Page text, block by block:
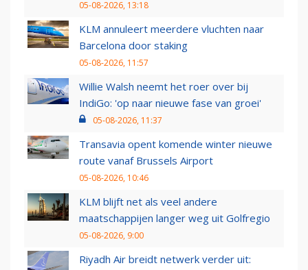
05-08-2026, 13:18
KLM annuleert meerdere vluchten naar
Barcelona door staking
05-08-2026, 11:57
Willie Walsh neemt het roer over bij
IndiGo: 'op naar nieuwe fase van groei'
05-08-2026, 11:37
Transavia opent komende winter nieuwe
route vanaf Brussels Airport
05-08-2026, 10:46
KLM blijft net als veel andere
maatschappijen langer weg uit Golfregio
05-08-2026, 9:00
Riyadh Air breidt netwerk verder uit: